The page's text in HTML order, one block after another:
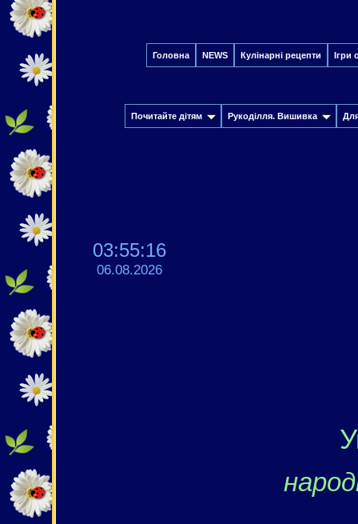
Головна NEWS Кулінарні рецепти Ігри
Почитайте дітям Рукоділля. Вишивка
03:55:17
06.08.2026